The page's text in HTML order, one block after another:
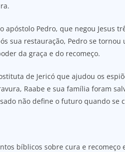
apóstolo Pedro, que negou Jesus
sua restauração, Pedro se
da graça e do recomeço.
de Jericó que ajudou os
Raabe e sua família foram
não define o futuro quando se
bíblicos sobre cura e recomeço